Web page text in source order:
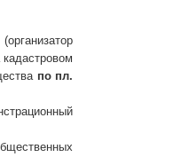
по пл.